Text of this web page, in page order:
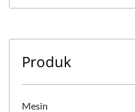
Produk
Mesin